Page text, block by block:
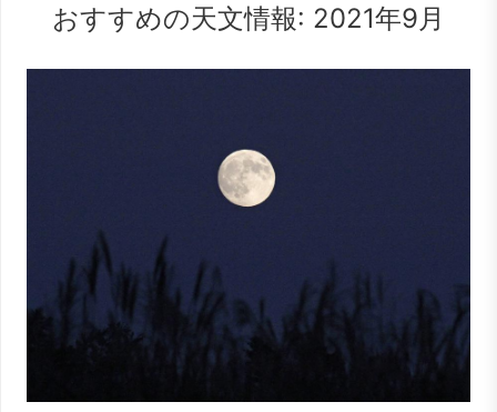
おすすめの天文情報: 2021年9月